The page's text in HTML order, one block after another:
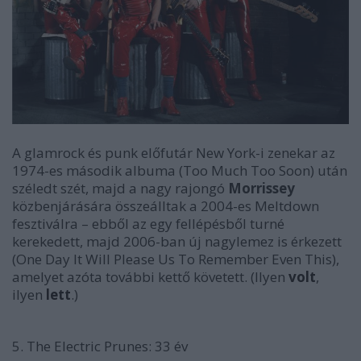
A glamrock és punk előfutár New York-i zenekar az
1974-es második albuma (Too Much Too Soon) után
széledt szét, majd a nagy rajongó Morrissey
közbenjárására összeálltak a 2004-es Meltdown
fesztiválra – ebből az egy fellépésből turné
kerekedett, majd 2006-ban új nagylemez is érkezett
(One Day It Will Please Us To Remember Even This),
amelyet azóta további kettő követett. (Ilyen volt,
ilyen lett.)
5. The Electric Prunes: 33 év